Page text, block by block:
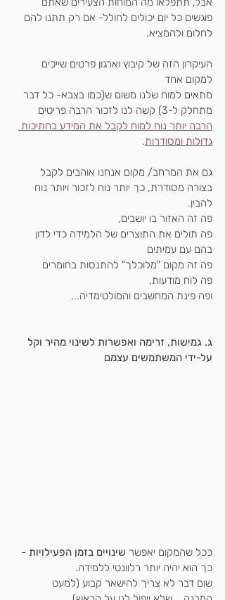
פוגשים כל יום יכולים לחולל- אם רק תתנו להם
לחלום ולהמציא.
העיקרון הזה של קיבוץ וארגון פרטים שייכים
למקום אחד
מתאים למוח שלנו משום ש(כמו בצבא- כל דבר
מתחלק ל-3) קשה לנו לזכור הרבה פריטים
הרבה יותר נוח למוח לקבל את המידע בחתיכות
גדולות ומסודרות.
גם את המרחב/ מקום אנחנו אוהבים לקבל
בצורה מסודרת, כך יותר נוח לזכור ויותר נוח
להבין.
פה זה האזור בו יושבים,
פה תולים את התוצרים של הלמידה כדי לדון
בהם עם עמיתים
פה זה מקום "מלוכלך" להתנסות בחומרים
פה לוח מודעות,
ופה פינת המחשבים והמולטימדיה...
ג. גמישות, זרימה ואפשרות לשינוי מהיר וקל
על-ידי המשתמשים עצמם
ככל שהמקום יאפשר שינויים בזמן הפעילויות -
כך הוא יהיה יותר רלוונטי ללמידה.
שום דבר לא צריך להישאר קבוע (למעט